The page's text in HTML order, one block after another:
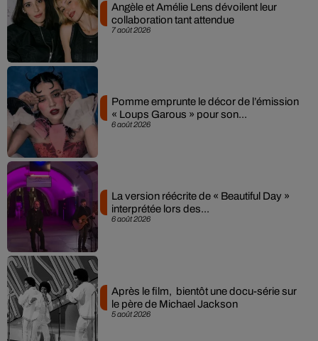
7 août 2026
Angèle et Amélie Lens dévoilent leur
collaboration tant attendue
6 août 2026
Pomme emprunte le décor de l’émission
« Loups Garous » pour son...
6 août 2026
La version réécrite de « Beautiful Day »
interprétée lors des...
5 août 2026
Après le film, bientôt une docu-série sur
le père de Michael Jackson